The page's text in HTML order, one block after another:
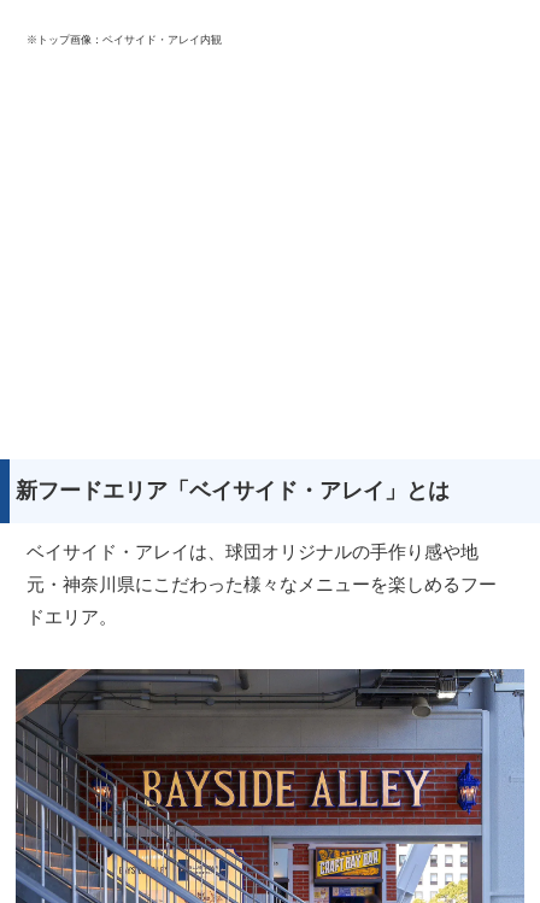
※トップ画像：ベイサイド・アレイ内観
新フードエリア「ベイサイド・アレイ」とは
ベイサイド・アレイは、球団オリジナルの手作り感や地
元・神奈川県にこだわった様々なメニューを楽しめるフー
ドエリア。